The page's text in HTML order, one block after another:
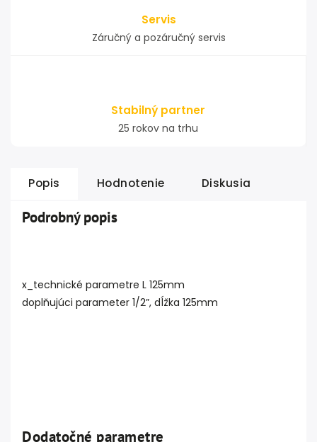
Servis
Záručný a pozáručný servis
Stabilný partner
25 rokov na trhu
Popis Hodnotenie Diskusia
Podrobný popis
x_technické parametre L 125mm
doplňujúci parameter 1/2”, dĺžka 125mm
Dodatočné parametre